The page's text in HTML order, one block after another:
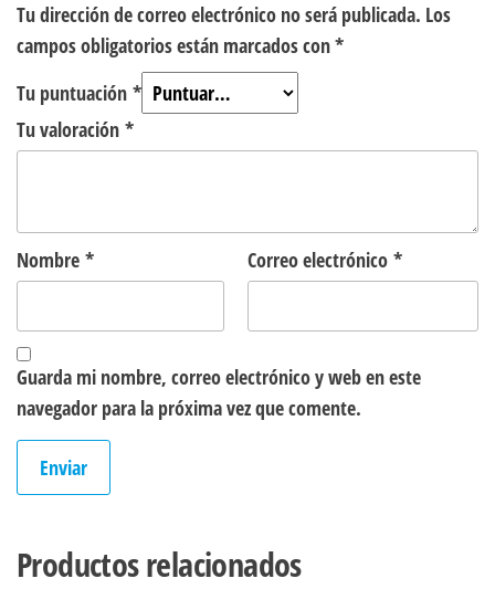
Tu dirección de correo electrónico no será publicada. Los
campos obligatorios están marcados con*
Tu puntuación *
Tu valoración *
Nombre * Correo electrónico *
Guarda mi nombre, correo electrónico y web en este
navegador para la próxima vez que comente.
Productos relacionados